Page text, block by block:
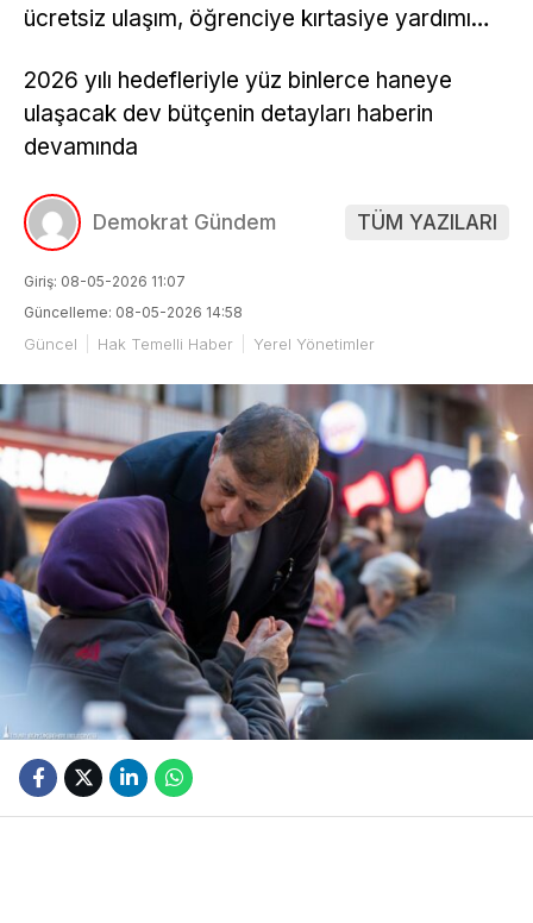
ücretsiz ulaşım, öğrenciye kırtasiye yardımı…
2026 yılı hedefleriyle yüz binlerce haneye
ulaşacak dev bütçenin detayları haberin
devamında
Demokrat Gündem TÜM YAZILARI
Giriş: 08-05-2026 11:07
Güncelleme: 08-05-2026 14:58
Güncel Hak Temelli Haber Yerel Yönetimler